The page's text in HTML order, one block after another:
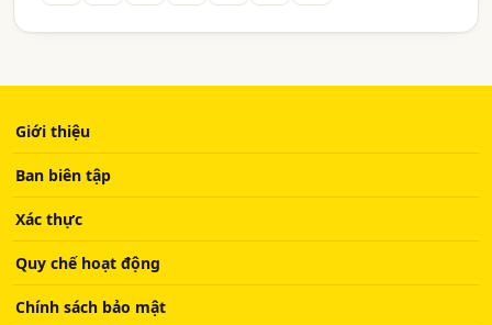
Giới thiệu
Ban biên tập
Xác thực
Quy chế hoạt động
Chính sách bảo mật